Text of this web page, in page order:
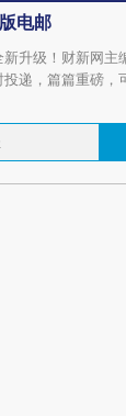
电邮
升级！财新网主
递，篇篇重磅，